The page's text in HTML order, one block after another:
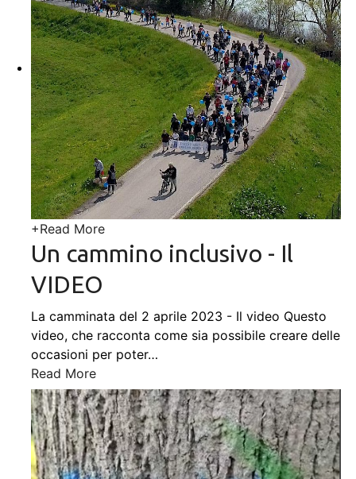
+Read More
Un cammino inclusivo - Il
VIDEO
La camminata del 2 aprile 2023 - Il video Questo
video, che racconta come sia possibile creare delle
occasioni per poter…
Read More